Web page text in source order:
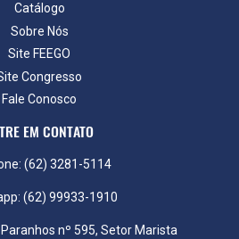
Catálogo
Sobre Nós
Site FEEGO
Congresso
Fale Conosco
EM CONTATO
(62) 3281-5114
(62) 99933-1910
nº 595, Setor Marista